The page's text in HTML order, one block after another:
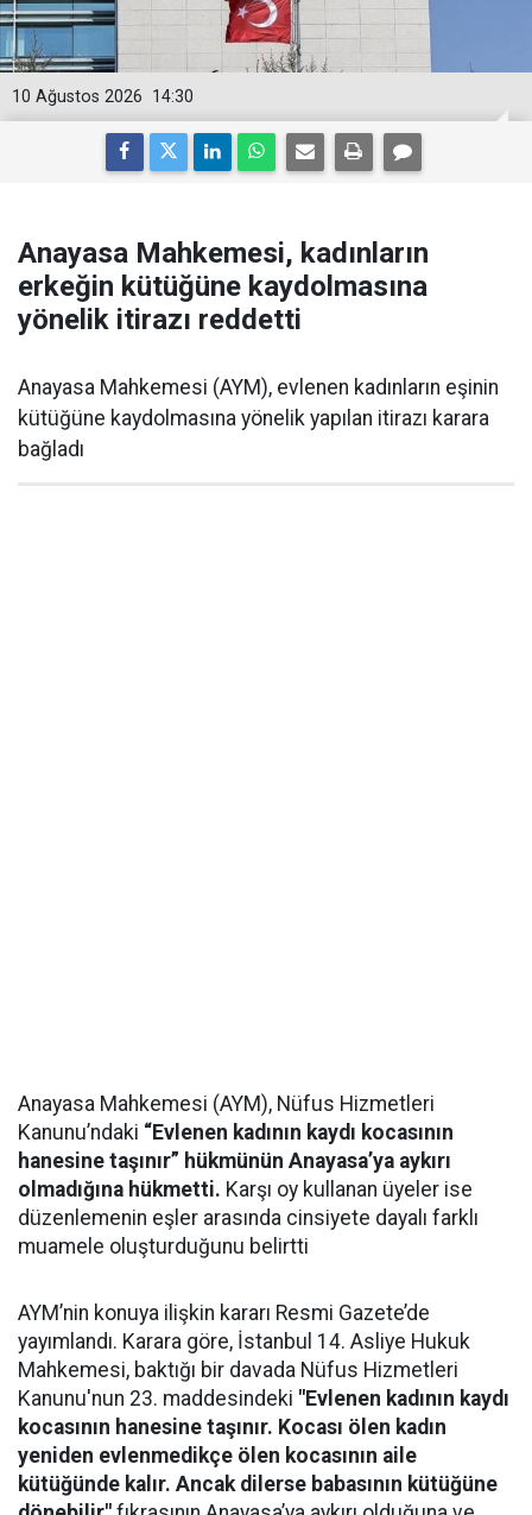
14:30
10 Ağustos 2026
Anayasa Mahkemesi, kadınların
erkeğin kütüğüne kaydolmasına
yönelik itirazı reddetti
Anayasa Mahkemesi (AYM), evlenen kadınların eşinin
kütüğüne kaydolmasına yönelik yapılan itirazı karara
bağladı
Anayasa Mahkemesi (AYM), Nüfus Hizmetleri
Kanunu’ndaki “Evlenen kadının kaydı kocasının
hanesine taşınır” hükmünün Anayasa’ya aykırı
olmadığına hükmetti. Karşı oy kullanan üyeler ise
düzenlemenin eşler arasında cinsiyete dayalı farklı
muamele oluşturduğunu belirtti
AYM’nin konuya ilişkin kararı Resmi Gazete’de
yayımlandı. Karara göre, İstanbul 14. Asliye Hukuk
Mahkemesi, baktığı bir davada Nüfus Hizmetleri
Kanunu'nun 23. maddesindeki "Evlenen kadının kaydı
kocasının hanesine taşınır. Kocası ölen kadın
yeniden evlenmedikçe ölen kocasının aile
kütüğünde kalır. Ancak dilerse babasının kütüğüne